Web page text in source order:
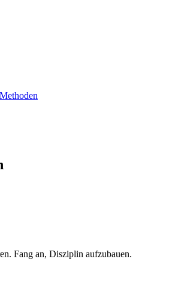
Fang an, Disziplin aufzubauen.